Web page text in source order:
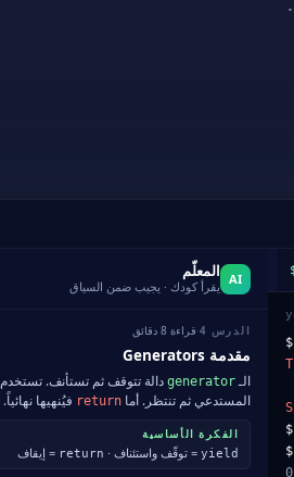
2
6
7
8
0
AI المعلّم
يقرأ كودك · يجيب ضمن السياق
الدرس 4 ·قراءة 8 دقائق
مقدمة Generators
الـgeneratorدالة تتوقف ثم تستأنف. تستخدم
المستدعي ثم تنتظر. أما return فيُنهيها نهائياً.
الفكرة الأساسية
yield= توقّف واستئناف · return = إيقاف